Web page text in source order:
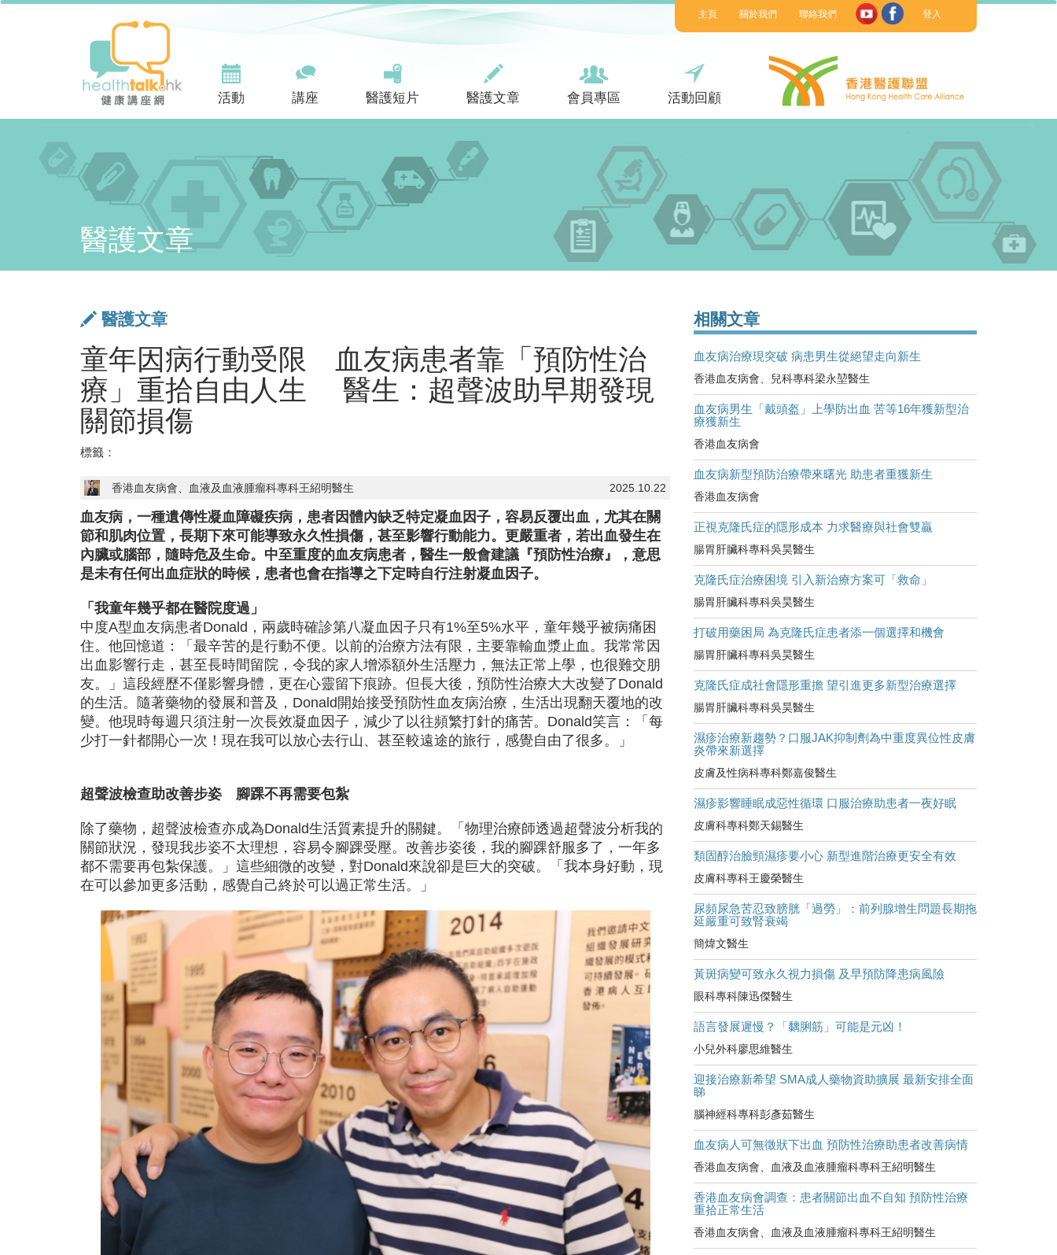
活動 講座 醫護短片 醫護文章 會員專區 活動回顧
主頁 關於我們 聯絡我們 登入
醫護文章
醫護文章
童年因病行動受限 血友病患者靠「預防性治
療」重拾自由人生 醫生：超聲波助早期發現
關節損傷
標籤：
2025.10.22
香港血友病會、血液及血液腫瘤科專科王紹明醫生
血友病，一種遺傳性凝血障礙疾病，患者因體內缺乏特定凝血因子，容易反覆出血，尤其在關
節和肌肉位置，長期下來可能導致永久性損傷，甚至影響行動能力。更嚴重者，若出血發生在
內臟或腦部，隨時危及生命。中至重度的血友病患者，醫生一般會建議『預防性治療』，意思
是未有任何出血症狀的時候，患者也會在指導之下定時自行注射凝血因子。
「我童年幾乎都在醫院度過」
中度A型血友病患者Donald，兩歲時確診第八凝血因子只有1%至5%水平，童年幾乎被病痛困
住。他回憶道：「最辛苦的是行動不便。以前的治療方法有限，主要靠輸血漿止血。我常常因
出血影響行走，甚至長時間留院，令我的家人增添額外生活壓力，無法正常上學，也很難交朋
友。」這段經歷不僅影響身體，更在心靈留下痕跡。但長大後，預防性治療大大改變了Donald
的生活。隨著藥物的發展和普及，Donald開始接受預防性血友病治療，生活出現翻天覆地的改
變。他現時每週只須注射一次長效凝血因子，減少了以往頻繁打針的痛苦。Donald笑言：「每
少打一針都開心一次！現在我可以放心去行山、甚至較遠途的旅行，感覺自由了很多。」
超聲波檢查助改善步姿 腳踝不再需要包紮
除了藥物，超聲波檢查亦成為Donald生活質素提升的關鍵。「物理治療師透過超聲波分析我的
關節狀況，發現我步姿不太理想，容易令腳踝受壓。改善步姿後，我的腳踝舒服多了，一年多
都不需要再包紮保護。」這些細微的改變，對Donald來說卻是巨大的突破。「我本身好動，現
在可以參加更多活動，感覺自己終於可以過正常生活。」
相關文章
血友病治療現突破 病患男生從絕望走向新生
香港血友病會、兒科專科梁永堃醫生
血友病男生「戴頭盔」上學防出血 苦等16年獲新型治
療獲新生
香港血友病會
血友病新型預防治療帶來曙光 助患者重獲新生
香港血友病會
正視克隆氏症的隱形成本 力求醫療與社會雙贏
腸胃肝臟科專科吳昊醫生
克隆氏症治療困境 引入新治療方案可「救命」
腸胃肝臟科專科吳昊醫生
打破用藥困局 為克隆氏症患者添一個選擇和機會
腸胃肝臟科專科吳昊醫生
克隆氏症成社會隱形重擔 望引進更多新型治療選擇
腸胃肝臟科專科吳昊醫生
濕疹治療新趨勢？口服JAK抑制劑為中重度異位性皮膚
炎帶來新選擇
皮膚及性病科專科鄭嘉俊醫生
濕疹影響睡眠成惡性循環 口服治療助患者一夜好眠
皮膚科專科鄭天錫醫生
類固醇治臉頸濕疹要小心 新型進階治療更安全有效
皮膚科專科王慶榮醫生
尿頻尿急苦忍致膀胱「過勞」：前列腺增生問題長期拖
延嚴重可致腎衰竭
簡煒文醫生
黃斑病變可致永久視力損傷 及早預防降患病風險
眼科專科陳迅傑醫生
語言發展遲慢？「黐脷筋」可能是元凶！
小兒外科廖思維醫生
迎接治療新希望 SMA成人藥物資助擴展 最新安排全面
睇
腦神經科專科彭彥茹醫生
血友病人可無徵狀下出血 預防性治療助患者改善病情
香港血友病會、血液及血液腫瘤科專科王紹明醫生
香港血友病會調查：患者關節出血不自知 預防性治療
重拾正常生活
香港血友病會、血液及血液腫瘤科專科王紹明醫生